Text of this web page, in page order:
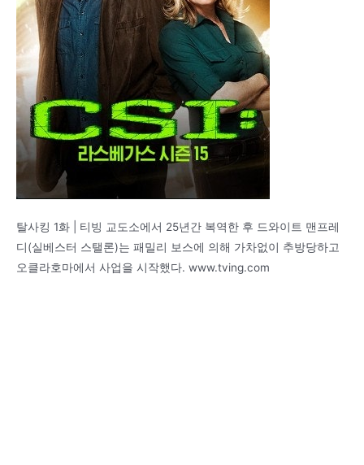
탈사킹 1화 | 티빙 교도소에서 25년간 복역한 후 드와이트 맨프레
디(실베스터 스탤론)는 패밀리 보스에 의해 가차없이 추방당하고
오클라호마에서 사업을 시작했다. www.tving.com